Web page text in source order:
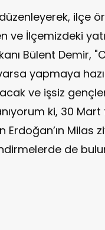
ilçe
ve İlçemizdeki
Bülent Demir,
yapmaya
ve işsiz
ki, 30
Milas
de